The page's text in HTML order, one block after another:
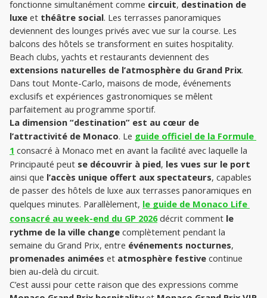
fonctionne simultanément comme circuit, destination de
luxe et théâtre social. Les terrasses panoramiques
deviennent des lounges privés avec vue sur la course. Les
balcons des hôtels se transforment en suites hospitality.
extensions naturelles de l’atmosphère du Grand Prix.
Dans tout Monte-Carlo, maisons de mode, événements
exclusifs et expériences gastronomiques se mêlent
parfaitement au programme sportif.
La dimension “destination” est au cœur de
l’attractivité de Monaco. Le guide officiel de la Formule
1 consacré à Monaco met en avant la facilité avec laquelle la
Principauté peut se découvrir à pied, les vues sur le port
ainsi que l’accès unique offert aux spectateurs, capables
de passer des hôtels de luxe aux terrasses panoramiques en
quelques minutes. Parallèlement, le guide de Monaco Life
consacré au week-end du GP 2026 décrit comment le
rythme de la ville change complètement pendant la
semaine du Grand Prix, entre événements nocturnes
promenades animées et atmosphère festive continue
bien au-delà du circuit.